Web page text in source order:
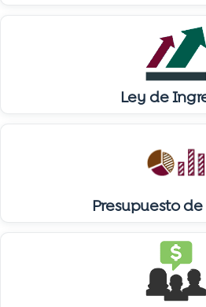
Ley de
Presupuesto de